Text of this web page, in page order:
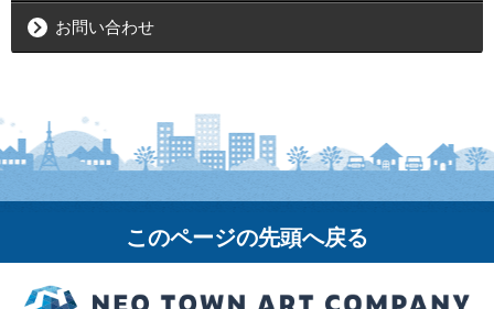
お問い合わせ
このページの先頭へ戻る